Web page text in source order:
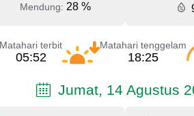
Mendung: 28 %
Matahari terbit
05:52
Matahari tenggelam
18:25
Jumat, 14 Agustus